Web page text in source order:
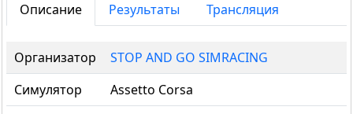
Описание Результаты Трансляция
Организатор
STOP AND GO SIMRACING
Симулятор
Assetto Corsa